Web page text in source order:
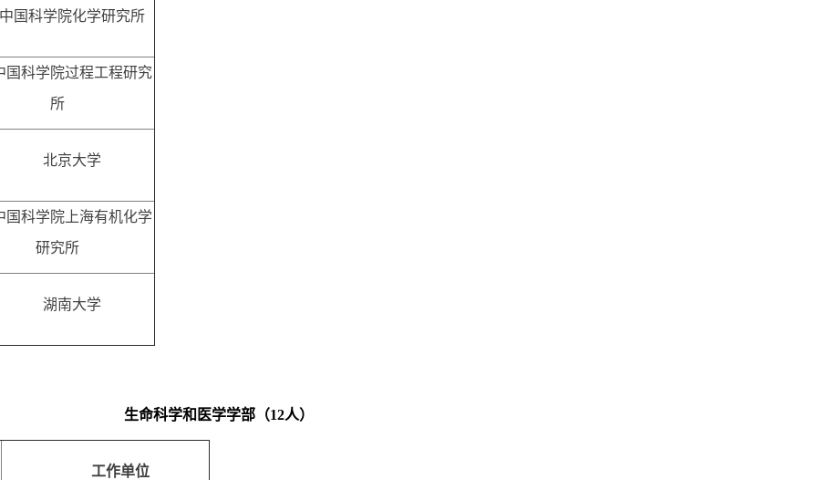
科学院化学研究所
学院过程工程研究
所
北京大学
学院上海有机化学
研究所
湖南大学
生命科学和医学学部（12人）
工作单位